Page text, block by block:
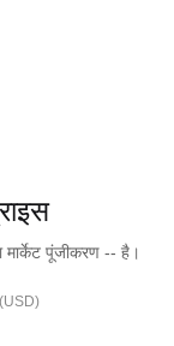
पूंजीकरण -- है।